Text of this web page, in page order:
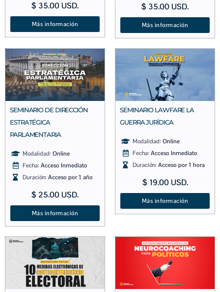
$ 35.00 USD.
Más información
$ 35.00 USD.
Más información
SEMINARIO DE DIRECCIÓN
ESTRATÉGICA
PARLAMENTARIA
Modalidad: Online
Fecha: Acceso Inmediato
Duración: Acceso por 1 año
$ 25.00 USD.
Más información
SEMINARIO LAWFARE LA
GUERRA JURÍDICA
Modalidad: Online
Fecha: Acceso Inmediato
Duración: Acceso por 1 hora
$ 19.00USD.
Más información